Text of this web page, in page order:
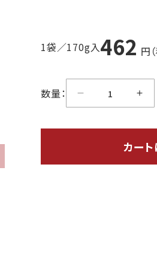
1袋／170g入462 円
数量：
カー